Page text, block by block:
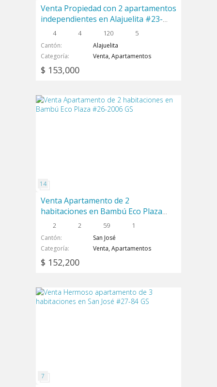
Venta Propiedad con 2 apartamentos
independientes en Alajuelita #23-
1070 GS
4 4 120 5
Cantón
Alajuelita
Categoría
Venta, Apartamentos
$ 153,000
Venta Apartamento de 2
habitaciones en Bambú Eco Plaza
#26-2006 GS
2 2 59 1
Cantón
San José
Categoría
Venta, Apartamentos
$ 152,200